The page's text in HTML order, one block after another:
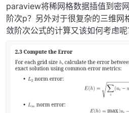
paraview将稀网格数据插值到密
阶次p？另外对于很复杂的三维网
敛阶次公式的计算又该如何考虑呢